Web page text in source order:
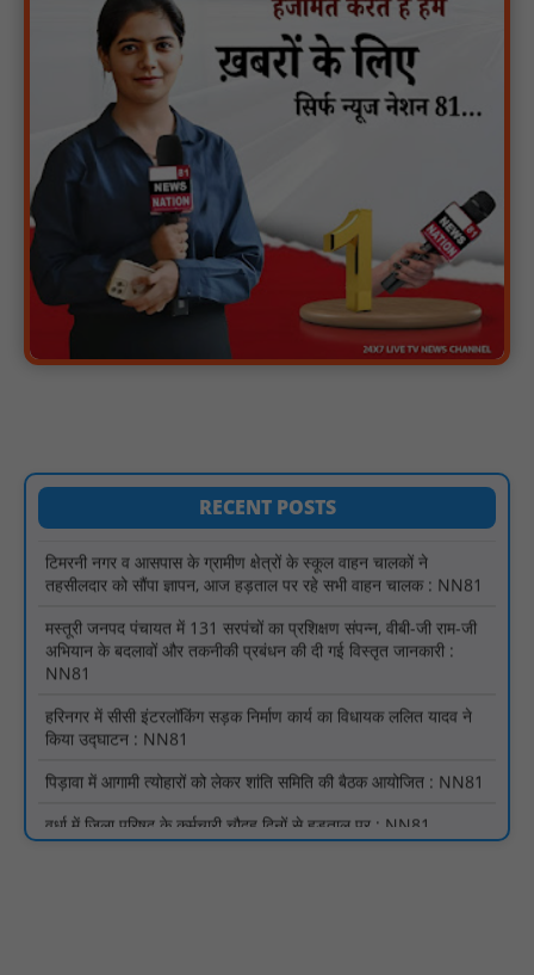
RECENT POSTS
वर्धा में ज़िला परिषद के कर्मचारी चौदह दिनों से हड़ताल पर : NN81
पीएचईडी विभाग मंत्री ने जहाजपुर विधानसभा क्षेत्र में विभिन्न विकास कार्यों का
किया शिलान्यास एवं लोकार्पण : NN81
पारस पोर्टल से होगी योजनाओं की नियमित समीक्षा, मुख्यमंत्री विष्णुदेव साय ने
दिए समयबद्ध क्रियान्वयन के निर्देश : NN81
सोलर हाई मास्ट से रोशन हो रहे वनांचल के गांव, नियद नेल्लानार ग्रामों में बढ़ी
सुरक्षा और सुविधा : NN81
टिमरनी नगर व आसपास के ग्रामीण क्षेत्रों के स्कूल वाहन चालकों ने
तहसीलदार को सौंपा ज्ञापन, आज हड़ताल पर रहे सभी वाहन चालक : NN81
मस्तूरी जनपद पंचायत में 131 सरपंचों का प्रशिक्षण संपन्न, वीबी-जी राम-जी
अभियान के बदलावों और तकनीकी प्रबंधन की दी गई विस्तृत जानकारी :
NN81
हरिनगर में सीसी इंटरलॉकिंग सड़क निर्माण कार्य का विधायक ललित यादव ने
किया उद्घाटन : NN81
पिड़ावा में आगामी त्योहारों को लेकर शांति समिति की बैठक आयोजित : NN81
वर्धा में ज़िला परिषद के कर्मचारी चौदह दिनों से हड़ताल पर : NN81
पीएचईडी विभाग मंत्री ने जहाजपुर विधानसभा क्षेत्र में विभिन्न विकास कार्यों का
किया शिलान्यास एवं लोकार्पण : NN81